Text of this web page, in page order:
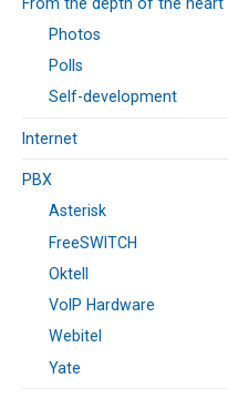
Photos
Polls
Self-development
Internet
PBX
Asterisk
FreeSWITCH
Oktell
VoIP Hardware
Webitel
Yate